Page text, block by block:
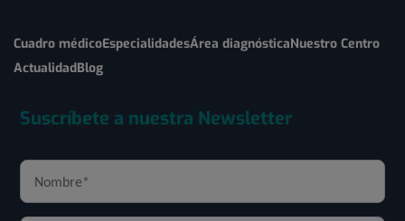
Cuadro médicoEspecialidadesÁrea diagnósticaNuestro Centro
ActualidadBlog
Suscríbete a nuestra Newsletter